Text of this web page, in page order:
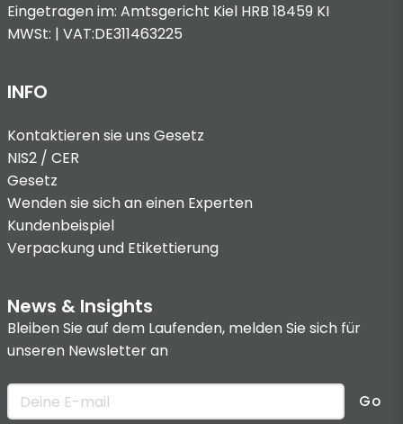
Eingetragen im: Amtsgericht Kiel HRB 18459 KI
MWSt: | VAT:DE311463225
INFO
Kontaktieren sie uns Gesetz
NIS2 / CER
Gesetz
Wenden sie sich an einen Experten
Kundenbeispiel
Verpackung und Etikettierung
News & Insights
Bleiben Sie auf dem Laufenden, melden Sie sich für
unseren Newsletter an
Go